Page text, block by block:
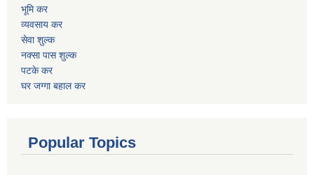
भूमि कर
व्यवसाय कर
सेवा शुल्क
नक्सा पास शुल्क
पटके कर
घर जग्गा बहाल कर
Popular Topics